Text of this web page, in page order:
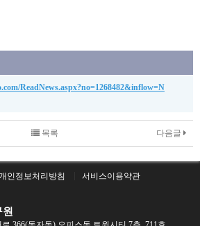
ReadNews.aspx?no=1268482&inflow=N
다음글
목록
인정보처리방침 서비스이용약관